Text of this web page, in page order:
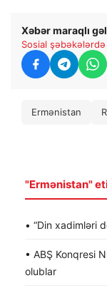
Xəbər maraqlı
Sosial şəbəkələrdə
Ermənistan
"Ermənistan"
• “Din xadimləri
• ABŞ Konqresi
olublar